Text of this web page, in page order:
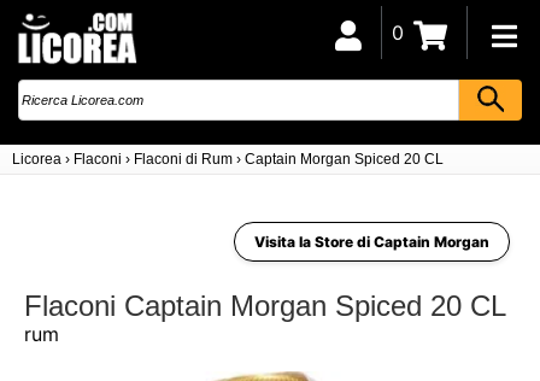
Licorea › Flaconi › Flaconi di Rum › Captain Morgan Spiced 20 CL
0
Visita la Store di Captain Morgan
Flaconi Captain Morgan Spiced 20 CL
rum